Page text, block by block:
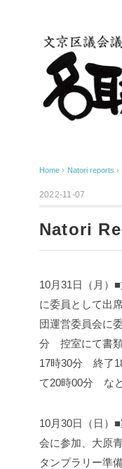
Home › Natori reports ›
2022-11-07
Natori
10月31日（月）
に委員として出
団運営委員会に
分 控室にて書類
17時30分 終了
て20時00分 な
10月30日（日）
会に参加、大原
タンプラリー準